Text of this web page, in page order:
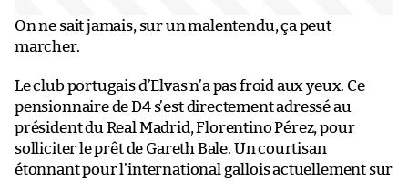
On ne sait jamais, sur un malentendu, ça peut
marcher.
Le club portugais d’Elvas n’a pas froid aux yeux. Ce
pensionnaire de D4 s’est directement adressé au
président du Real Madrid, Florentino Pérez, pour
solliciter le prêt de Gareth Bale. Un courtisan
étonnant pour l’international gallois actuellement sur